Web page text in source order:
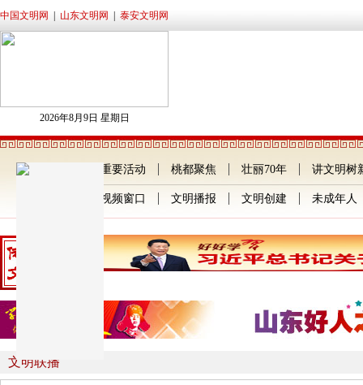
中国文明网 山东文明网 泰安文明网
2026年8月9日 星期日
重要活动 桃都聚焦 壮丽70年 讲文明树
视频窗口 文明播报 文明创建 未成年人